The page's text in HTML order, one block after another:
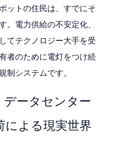
ットの住民は、すでにそ
。電力供給の不安定化、
てテクノロジー大手を受
者のために電灯をつけ続
制システムです。
ータセンター
による現実世界